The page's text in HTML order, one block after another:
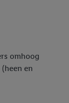
omhoog
en